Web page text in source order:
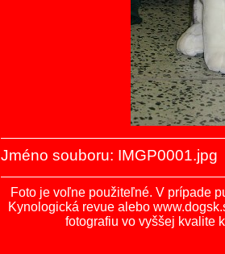
Jméno souboru: IMGP0001.jpg
Foto je voľne použiteľné. V prípade
Kynologická revue alebo
fotografiu vo vyššej kvalite